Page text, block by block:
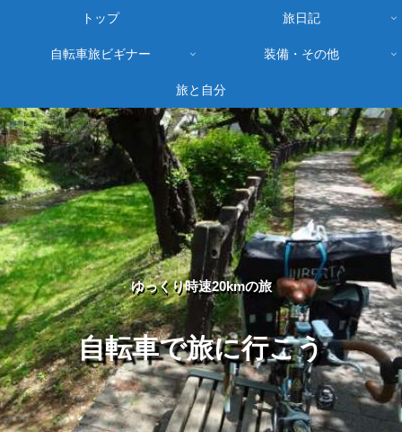
ゆっくり時速20kmの旅
自転車で旅に行こう
トップ 旅日記
自転車旅ビギナー 装備・その他
旅と自分